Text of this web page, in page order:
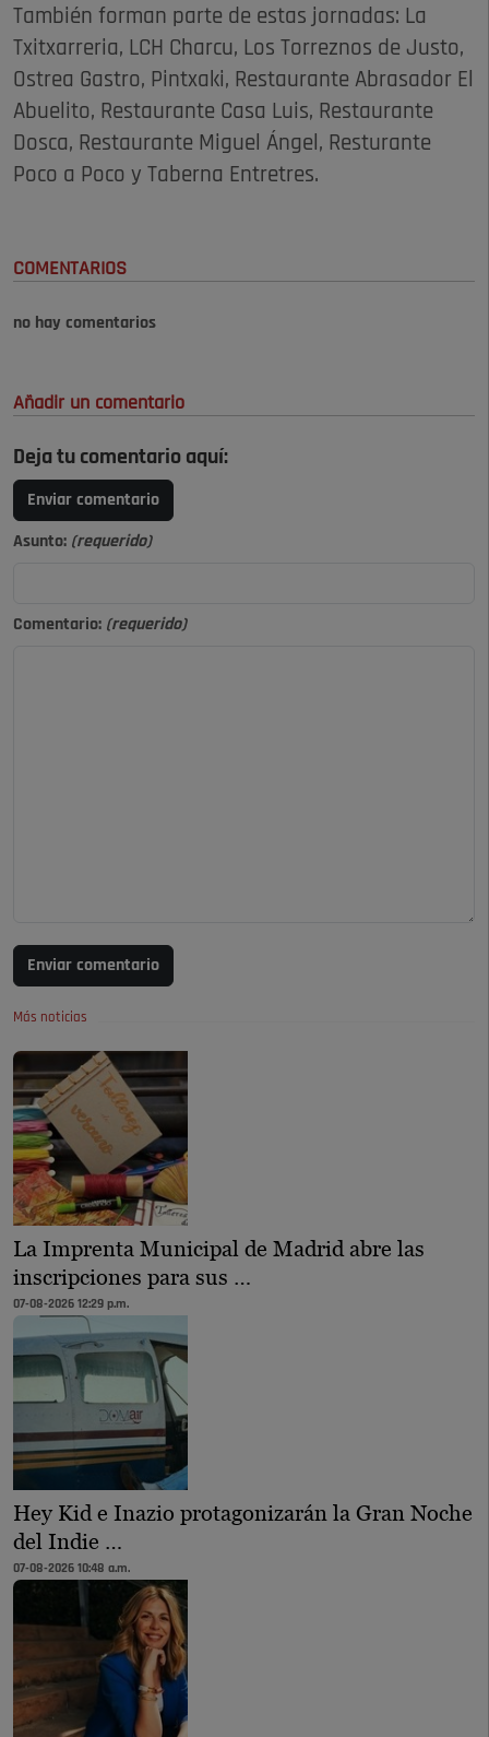
También forman parte de estas jornadas: La
Txitxarreria, LCH Charcu, Los Torreznos de Justo,
Ostrea Gastro, Pintxaki, Restaurante Abrasador El
Abuelito, Restaurante Casa Luis, Restaurante
Dosca, Restaurante Miguel Ángel, Resturante
Poco a Poco y Taberna Entretres.
COMENTARIOS
no hay comentarios
Añadir un comentario
Deja tu comentario aquí:
Enviar comentario
Asunto: (requerido)
Comentario: (requerido)
Enviar comentario
Más noticias
La Imprenta Municipal de Madrid abre las
inscripciones para sus …
07-08-2026 12:29 p.m.
Hey Kid e Inazio protagonizarán la Gran Noche
del Indie …
07-08-2026 10:48 a.m.